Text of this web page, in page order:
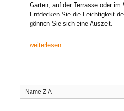
Garten, auf der Terrasse oder im
Entdecken Sie die Leichtigkeit
gönnen Sie sich eine Auszeit.
weiterlesen